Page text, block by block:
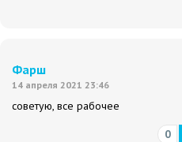
Фарш
14 апреля 2021 23:46
советую, все рабочее
0